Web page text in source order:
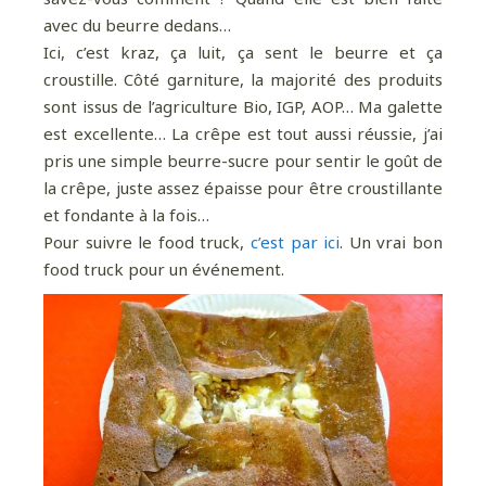
avec du beurre dedans…
Ici, c’est kraz, ça luit, ça sent le beurre et ça
croustille. Côté garniture, la majorité des produits
sont issus de l’agriculture Bio, IGP, AOP… Ma galette
est excellente… La crêpe est tout aussi réussie, j’ai
pris une simple beurre-sucre pour sentir le goût de
la crêpe, juste assez épaisse pour être croustillante
et fondante à la fois…
Pour suivre le food truck, c’est par ici. Un vrai bon
food truck pour un événement.
Pour davantage de bonnes adresses, de
voyages au coin de la rue et au bout du monde,
suivez-moi sur Instagram!